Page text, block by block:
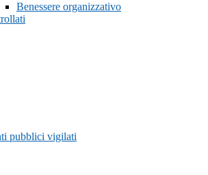
Benessere organizzativo
pubblici vigilati